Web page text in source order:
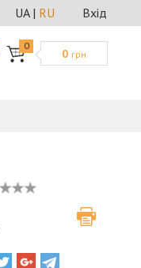
Вхід
UA| RU
0
0 грн